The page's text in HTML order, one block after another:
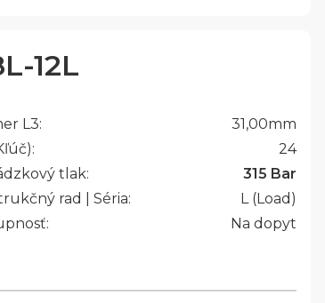
12L
L3: 31,00mm
24
tlak:
315 Bar
rad | Séria:
L (Load)
Na dopyt